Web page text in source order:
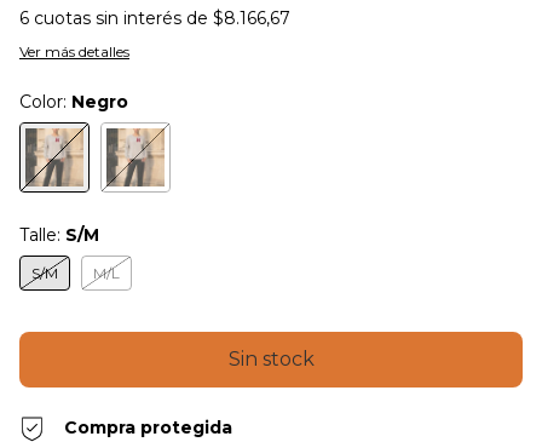
6 cuotas sin interés de $8.166,67
Ver más detalles
Color: Negro
Talle: S/M
S/M M/L
Compra protegida